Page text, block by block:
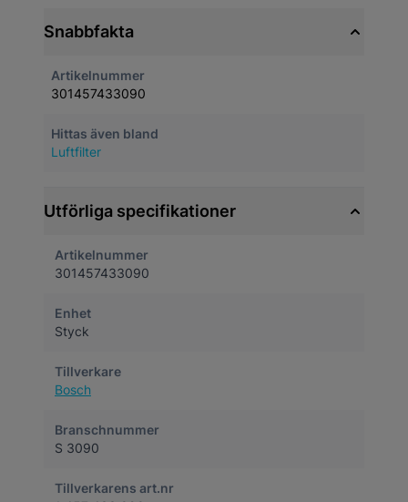
Snabbfakta
Artikelnummer
301457433090
Hittas även bland
Luftfilter
Utförliga specifikationer
Artikelnummer
301457433090
Enhet
Styck
Tillverkare
Bosch
Branschnummer
S 3090
Tillverkarens art.nr